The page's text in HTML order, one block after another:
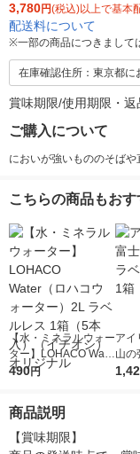
3,780円(税込)以上で基本
配送料について
※一部の商品につきまして
在庫確認住所：東京都に
賞味期限/使用期限・返
ご購入について
においが強いもののそばや
こちらの商品もおす
【水・ミネラルウォー
ター】LOHACO Wate
r（ロハコウォータ
シ） オリジナル
490円
アイ
山の
レス
商品説明
【賞味期限】